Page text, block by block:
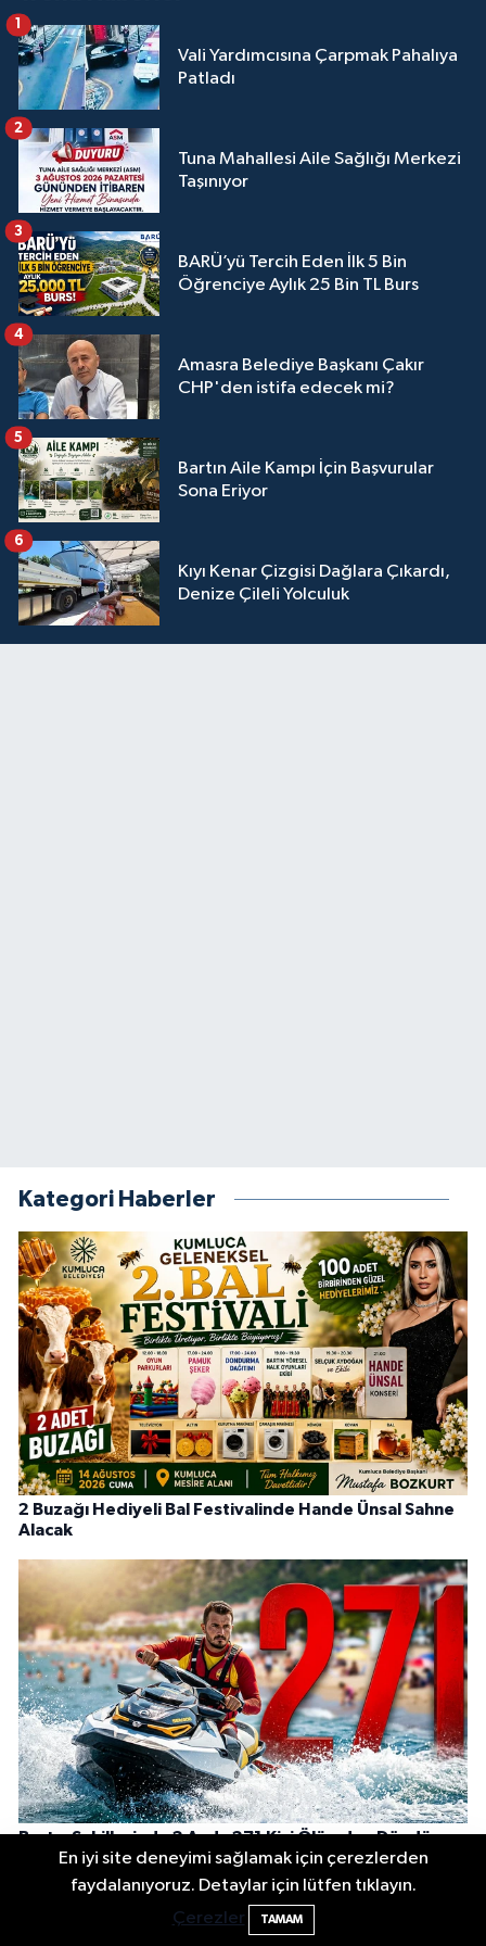
Vali Yardımcısına Çarpmak Pahalıya
Patladı
Tuna Mahallesi Aile Sağlığı Merkezi
Taşınıyor
2
BARÜ’yü Tercih Eden İlk 5 Bin
Öğrenciye Aylık 25 Bin TL Burs
3
Amasra Belediye Başkanı Çakır
CHP'den istifa edecek mi?
4
Bartın Aile Kampı İçin Başvurular
Sona Eriyor
5
Kıyı Kenar Çizgisi Dağlara Çıkardı,
Denize Çileli Yolculuk
6
Kategori Haberler
2 Buzağı Hediyeli Bal Festivalinde Hande Ünsal Sahne
Alacak
Bartın Sahillerinde 2 Ayda 271 Kişi Ölümden Döndü
En iyi site deneyimi sağlamak için çerezlerden
faydalanıyoruz. Detaylar için lütfen tıklayın.
Çerezler
TAMAM
2 Buzağı Hediyeli Bal Festivalinde Hande
Ünsal Sahne Alacak